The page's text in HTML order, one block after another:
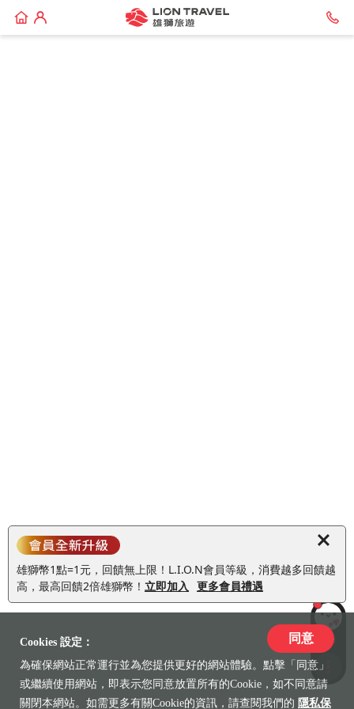
雄獅幣1點=1元，回饋無上限！L.I.O.N會員等級，消費越多回饋越
高，最高回饋2倍雄獅幣！ 立即加入 更多會員禮遇
LiLi
收藏
Cookies 設定：
為確保網站正常運行並為您提供更好的網站體驗。點擊「同意」
或繼續使用網站，即表示您同意放置所有的Cookie，如不同意請
關閉本網站。如需更多有關Cookie的資訊，請查閱我們的 隱私保
同意